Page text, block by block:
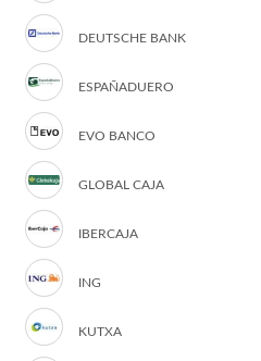
DEUTSCHE BANK
ESPAÑADUERO
EVO BANCO
GLOBAL CAJA
IBERCAJA
ING
KUTXA